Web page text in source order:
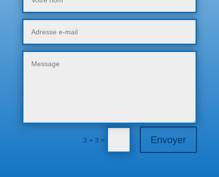
3 + 3 = Envoyer